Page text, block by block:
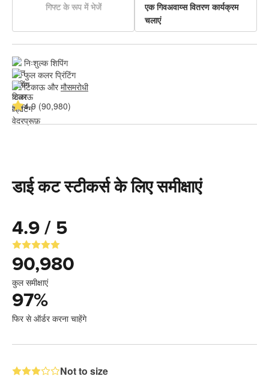
गिफ्ट के रूप में भेजें
एक गिवअवाय्स वितरण कार्यक्रम
चलाएं
निःशुल्क शिपिंग
फुल कलर प्रिंटिंग
टिकाऊ और मौसमरोधी
4.9 (90,980)
डाई कट स्टीकर्स के लिए समीक्षाएं
4.9 / 5
90,980
कुल समीक्षाएं
97%
फिर से ऑर्डर करना चाहेंगे
Not to size